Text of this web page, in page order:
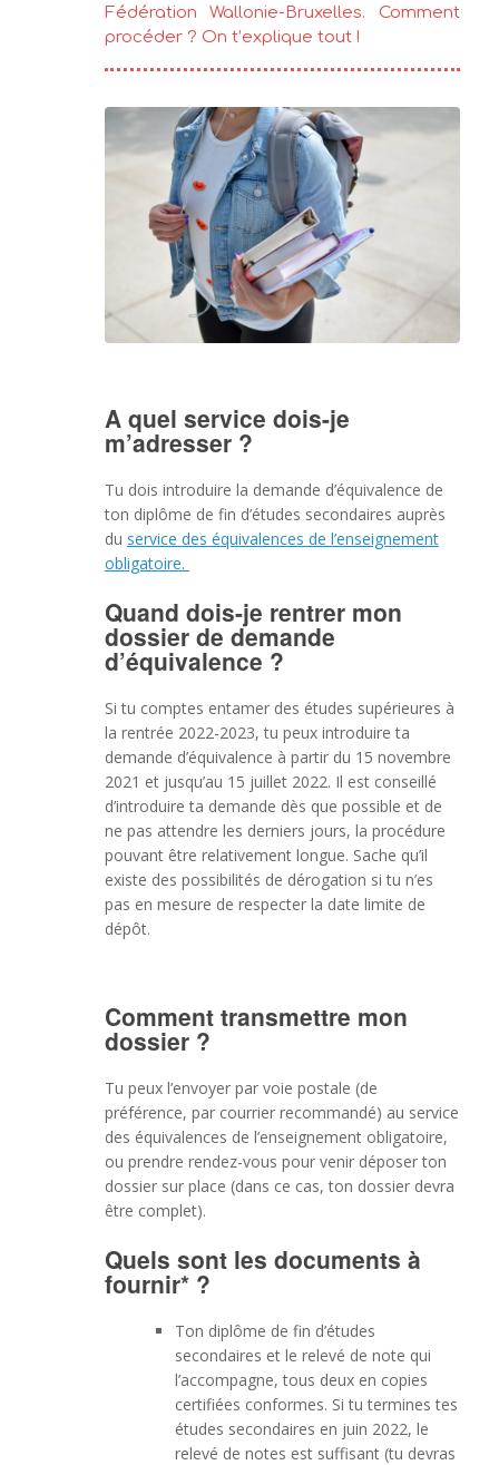
Fédération Wallonie-Bruxelles. Comment
procéder ? On t’explique tout !
A quel service dois-je
m’adresser ?
Tu dois introduire la demande d’équivalence de
ton diplôme de fin d’études secondaires auprès
du service des équivalences de l’enseignement
obligatoire.
Quand dois-je rentrer mon
dossier de demande
d’équivalence ?
Si tu comptes entamer des études supérieures à
la rentrée 2022-2023, tu peux introduire ta
demande d’équivalence à partir du 15 novembre
2021 et jusqu’au 15 juillet 2022. Il est conseillé
d’introduire ta demande dès que possible et de
ne pas attendre les derniers jours, la procédure
pouvant être relativement longue. Sache qu’il
existe des possibilités de dérogation si tu n’es
pas en mesure de respecter la date limite de
dépôt.
Comment transmettre mon
dossier ?
Tu peux l’envoyer par voie postale (de
préférence, par courrier recommandé) au service
des équivalences de l’enseignement obligatoire,
ou prendre rendez-vous pour venir déposer ton
dossier sur place (dans ce cas, ton dossier devra
être complet).
Quels sont les documents à
fournir* ?
Ton diplôme de fin d’études
secondaires et le relevé de note qui
l’accompagne, tous deux en copies
certifiées conformes. Si tu termines tes
études secondaires en juin 2022, le
relevé de notes est suffisant (tu devras